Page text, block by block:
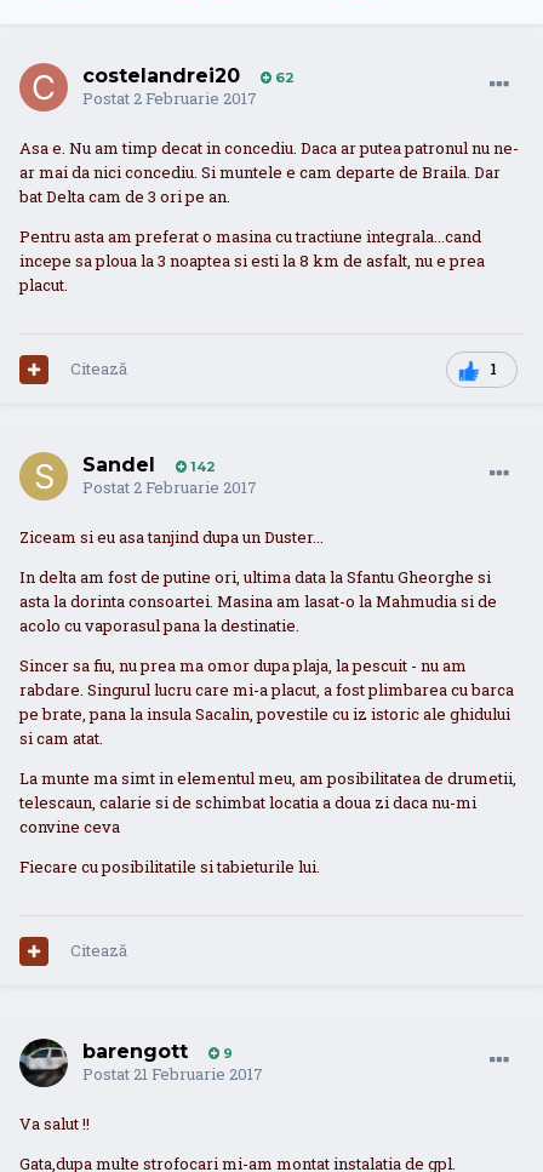
costelandrei20 62
Postat2 Februarie 2017
Asa e. Nu am timp decat in concediu. Daca ar putea patronul nu ne-
ar mai da nici concediu. Si muntele e cam departe de Braila. Dar
bat Delta cam de 3 ori pe an.
Pentru asta am preferat o masina cu tractiune integrala...cand
incepe sa ploua la 3 noaptea si esti la 8 km de asfalt, nu e prea
placut.
1
Citează
Sandel 142
Postat2 Februarie 2017
Ziceam si eu asa tanjind dupa un Duster...
In delta am fost de putine ori, ultima data la Sfantu Gheorghe si
asta la dorinta consoartei. Masina am lasat-o la Mahmudia si de
acolo cu vaporasul pana la destinatie.
Sincer sa fiu, nu prea ma omor dupa plaja, la pescuit - nu am
rabdare. Singurul lucru care mi-a placut, a fost plimbarea cu barca
pe brate, pana la insula Sacalin, povestile cu iz istoric ale ghidului
si cam atat.
La munte ma simt in elementul meu, am posibilitatea de drumetii,
telescaun, calarie si de schimbat locatia a doua zi daca nu-mi
convine ceva
Fiecare cu posibilitatile si tabieturile lui.
Citează
barengott 9
Postat21 Februarie 2017
Va salut !!
Gata,dupa multe strofocari mi-am montat instalatia de gpl.